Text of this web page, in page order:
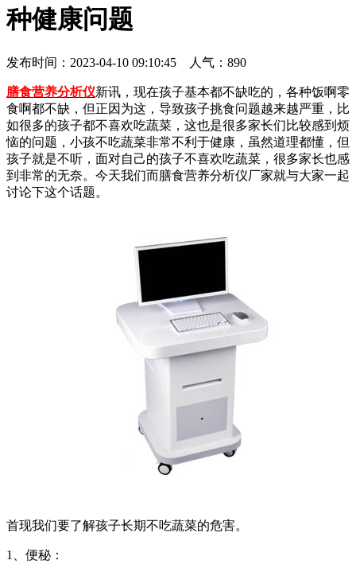
种健康问题
发布时间：2023-04-10 09:10:45 人气： 890
膳食营养分析仪新讯，现在孩子基本都不缺吃的，各种饭啊零
食啊都不缺，但正因为这，导致孩子挑食问题越来越严重，比
如很多的孩子都不喜欢吃蔬菜，这也是很多家长们比较感到烦
恼的问题，小孩不吃蔬菜非常不利于健康，虽然道理都懂，但
孩子就是不听，面对自己的孩子不喜欢吃蔬菜，很多家长也感
到非常的无奈。今天我们而膳食营养分析仪厂家就与大家一起
讨论下这个话题。
首现我们要了解孩子长期不吃蔬菜的危害。
1、便秘：